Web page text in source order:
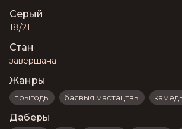
Серый
18/21
Стан
завершана
Жанры
прыгоды баявыя мастацтвы
Даберы